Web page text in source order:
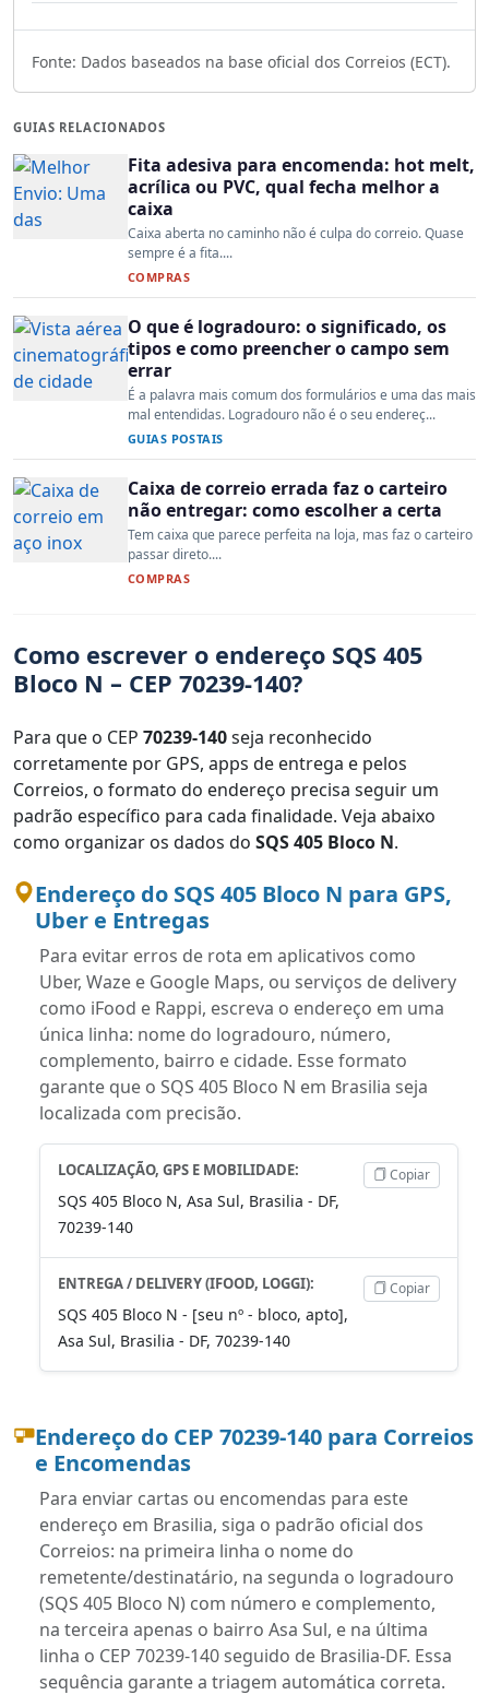
Fonte: Dados baseados na base oficial dos Correios (ECT).
GUIAS RELACIONADOS
Fita adesiva para encomenda: hot melt,
acrílica ou PVC, qual fecha melhor a
caixa
Caixa aberta no caminho não é culpa do correio. Quase
sempre é a fita....
COMPRAS
O que é logradouro: o significado, os
tipos e como preencher o campo sem
errar
É a palavra mais comum dos formulários e uma das mais
mal entendidas. Logradouro não é o seu endereç...
GUIAS POSTAIS
Caixa de correio errada faz o carteiro
não entregar: como escolher a certa
Tem caixa que parece perfeita na loja, mas faz o carteiro
passar direto....
COMPRAS
Como escrever o endereço SQS 405
Bloco N – CEP 70239-140?
Para que o CEP 70239-140seja reconhecido
corretamente por GPS, apps de entrega e pelos
Correios, o formato do endereço precisa seguir um
padrão específico para cada finalidade. Veja abaixo
como organizar os dados do SQS 405 Bloco N.
Endereço do SQS 405 Bloco N para GPS,
Uber e Entregas
Para evitar erros de rota em aplicativos como
Uber, Waze e Google Maps, ou serviços de delivery
como iFood e Rappi, escreva o endereço em uma
única linha: nome do logradouro, número,
complemento, bairro e cidade. Esse formato
garante que o SQS 405 Bloco N em Brasilia seja
localizada com precisão.
LOCALIZAÇÃO, GPS E MOBILIDADE:
SQS 405 Bloco N, Asa Sul, Brasilia - DF,
70239-140
Copiar
ENTREGA / DELIVERY (IFOOD, LOGGI):
SQS 405 Bloco N - [seu nº - bloco, apto],
Asa Sul, Brasilia - DF, 70239-140
Copiar
Endereço do CEP 70239-140 para Correios
e Encomendas
Para enviar cartas ou encomendas para este
endereço em Brasilia, siga o padrão oficial dos
Correios: na primeira linha o nome do
remetente/destinatário, na segunda o logradouro
(SQS 405 Bloco N) com número e complemento,
na terceira apenas o bairro Asa Sul, e na última
linha o CEP 70239-140 seguido de Brasilia-DF. Essa
sequência garante a triagem automática correta.